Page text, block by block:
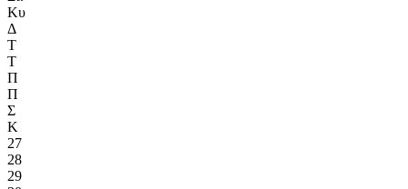
Κυ
Δ
Τ
Τ
Π
Π
Σ
Κ
27
28
29